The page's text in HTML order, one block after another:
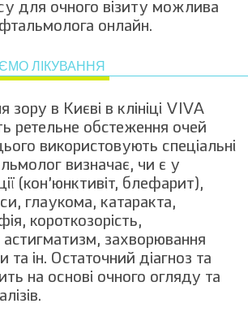
для очного візиту можлива
онлайн.
ЛІКУВАННЯ
зору в Києві в клініці VIVA
ретельне обстеження очей
використовують спеціальні
визначає, чи є у
(кон’юнктивіт, блефарит),
глаукома, катаракта,
короткозорість,
астигматизм, захворювання
та ін. Остаточний діагноз та
на основі очного огляду та